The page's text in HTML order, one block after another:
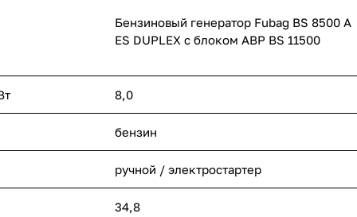
Бензиновый генератор Fubag BS 8500 A
ES DUPLEX с блоком АВР BS 11500
8,0
бензин
ручной / электростартер
34,8